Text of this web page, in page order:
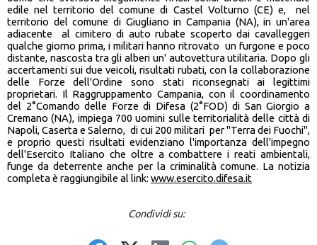
edile nel territorio del comune di Castel Volturno (CE) e, nel
territorio del comune di Giugliano in Campania (NA), in un'area
adiacente al cimitero di auto rubate scoperto dai cavalleggeri
qualche giorno prima, i militari hanno ritrovato un furgone e poco
distante, nascosta tra gli alberi un' autovettura utilitaria. Dopo gli
accertamenti sui due veicoli, risultati rubati, con la collaborazione
delle Forze dell'Ordine sono stati riconsegnati ai legittimi
proprietari. Il Raggruppamento Campania, con il coordinamento
del 2°Comando delle Forze di Difesa (2°FOD) di San Giorgio a
Cremano (NA), impiega 700 uomini sulle territorialità delle città di
Napoli, Caserta e Salerno, di cui 200 militari per "Terra dei Fuochi",
e proprio questi risultati evidenziano l'importanza dell'impegno
dell'Esercito Italiano che oltre a combattere i reati ambientali,
funge da deterrente anche per la criminalità comune. La notizia
completa è raggiungibile al link: www.esercito.difesa.it
Condividi su: